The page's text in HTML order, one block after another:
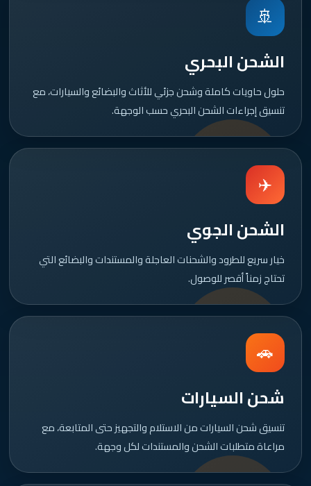
🚢
الشحن البحري
حلول حاويات كاملة وشحن جزئي للأثاث والبضائع والسيارات، مع
تنسيق إجراءات الشحن البحري حسب الوجهة.
✈️
الشحن الجوي
خيار سريع للطرود والشحنات العاجلة والمستندات والبضائع التي
تحتاج زمناً أقصر للوصول.
🚗
شحن السيارات
تنسيق شحن السيارات من الاستلام والتجهيز حتى المتابعة، مع
مراعاة متطلبات الشحن والمستندات لكل وجهة.